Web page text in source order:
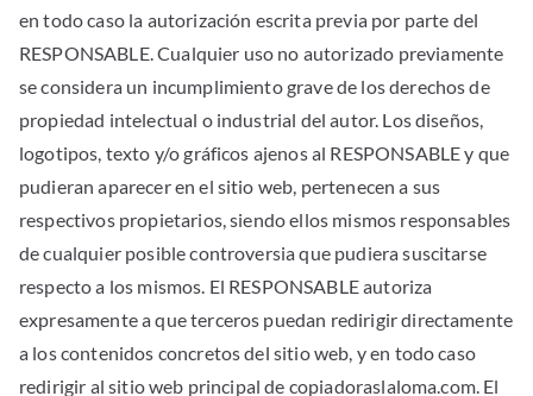
en todo caso la autorización escrita previa por parte del
RESPONSABLE. Cualquier uso no autorizado previamente
se considera un incumplimiento grave de los derechos de
propiedad intelectual o industrial del autor. Los diseños,
logotipos, texto y/o gráficos ajenos al RESPONSABLE y que
pudieran aparecer en el sitio web, pertenecen a sus
respectivos propietarios, siendo ellos mismos responsables
de cualquier posible controversia que pudiera suscitarse
respecto a los mismos. El RESPONSABLE autoriza
expresamente a que terceros puedan redirigir directamente
a los contenidos concretos del sitio web, y en todo caso
redirigir al sitio web principal de copiadoraslaloma.com. El